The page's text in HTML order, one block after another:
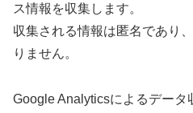
ス情報を収集します。
収集される情報は匿名であり
りません。
Google Analyticsによるデータ